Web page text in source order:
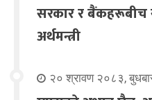
सरकार र बैंकहरूबीच
अर्थमन्त्री
२० श्रावण २०८३,